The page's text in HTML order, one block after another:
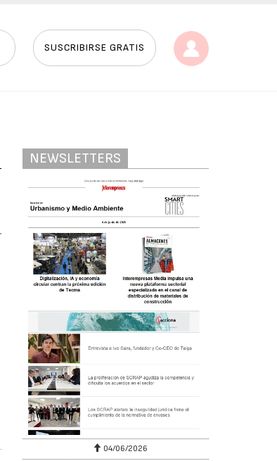
SUSCRIBIRSE GRATIS
NEWSLETTERS
04/06/2026